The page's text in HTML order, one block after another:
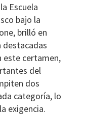
Escuela
bajo la
brilló en
destacadas
este certamen,
del
dos
categoría, lo
exigencia.